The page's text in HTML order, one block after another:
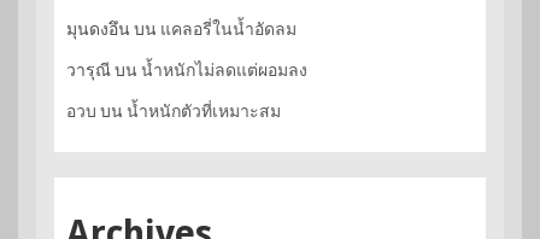
มุนดงอึน บน แคลอรี่ในน้ำอัดลม
วารุณีบน น้ำหนักไม่ลดแต่ผอมลง
อวบ บน น้ำหนักตัวที่เหมาะสม